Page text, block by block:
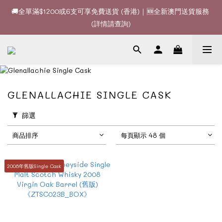
🚚全單滿$1200或6支可享免費送貨 (香港)｜🆕全新澳門送貨服務
(詳情請查詢)
🚚全單滿$1200或6支可享免費送貨 (香港)｜🆕全新澳門送貨服務
(詳情請查詢)
🍷酒款、優惠經常更新，請時刻追蹤我地😊｜🤵👰Wine Couple
(詳情請查詢)
GLENALLACHIE SINGLE CASK
篩選
商品排序 每頁顯示 48 個
2008年舊版Single Cask